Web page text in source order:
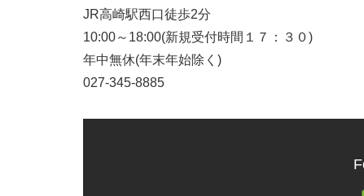
JR高崎駅西口徒歩2分
10:00～18:00(新規受付時間１７：３０)
年中無休(年末年始除く)
027-345-8885